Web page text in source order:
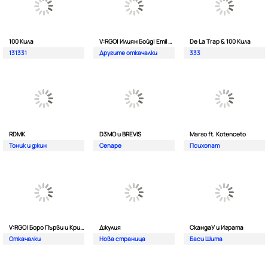
100 Кила
131331
V:RGO| Илиян Бойд| Emil TRF| Dim4oU и Aтанас Колев
Другите откачалки
De La Trap & 100 Кила
333
RDMK
Тоник и джин
D3MO и BREVIS
Сепаре
Marso ft. Kotenceto
Психопат
V:RGO| Боро Първи и Криско
Откачалки
Джулия
Нова страница
СкандаУ и Играта
Баси Шита